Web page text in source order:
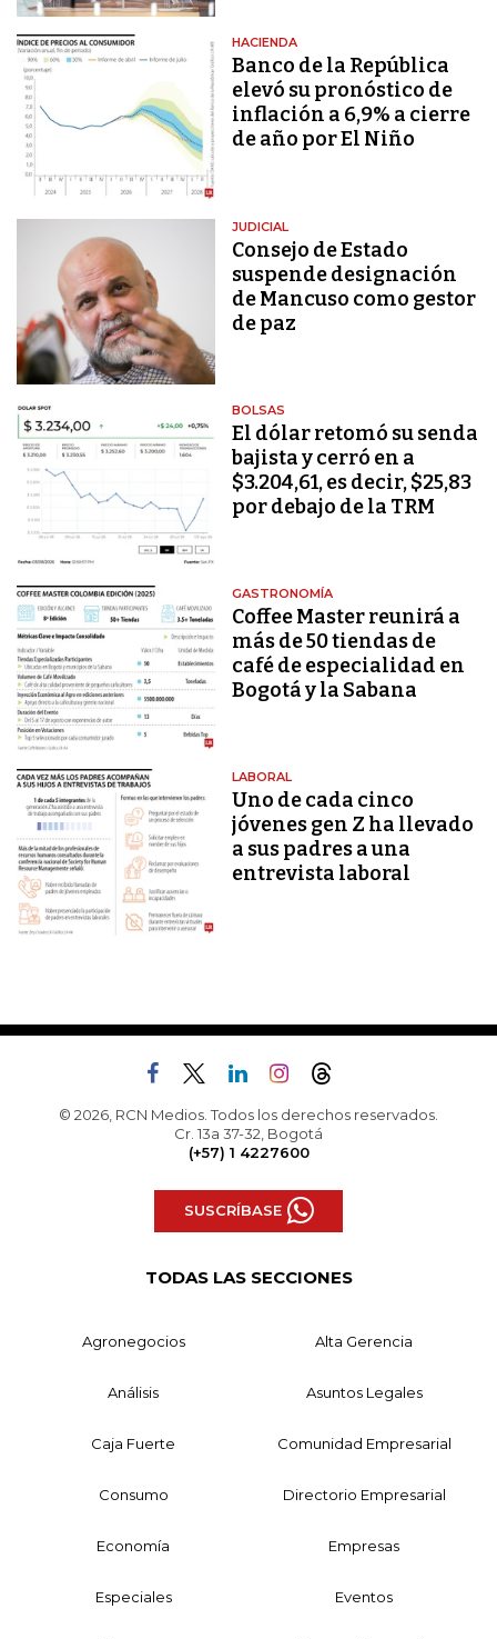
HACIENDA
Banco de la República
elevó su pronóstico de
inflación a 6,9% a cierre
de año por El Niño
JUDICIAL
Consejo de Estado
suspende designación
de Mancuso como gestor
de paz
BOLSAS
El dólar retomó su senda
bajista y cerró en a
$3.204,61, es decir, $25,83
por debajo de la TRM
GASTRONOMÍA
Coffee Master reunirá a
más de 50 tiendas de
café de especialidad en
Bogotá y la Sabana
LABORAL
Uno de cada cinco
jóvenes gen Z ha llevado
a sus padres a una
entrevista laboral
© 2026, RCN Medios. Todos los derechos reservados.
Cr. 13a 37-32, Bogotá
(+57) 1 4227600
SUSCRÍBASE
TODAS LAS SECCIONES
Agronegocios Alta Gerencia
Análisis Asuntos Legales
Caja Fuerte Comunidad Empresarial
Consumo Directorio Empresarial
Economía Empresas
Especiales Eventos